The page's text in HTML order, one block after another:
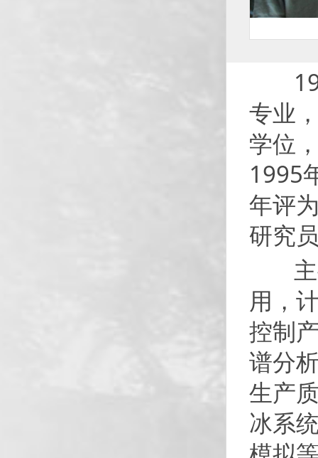
专业
学位
1995
年评
研究
主
用，
控制
谱分
生产
冰系